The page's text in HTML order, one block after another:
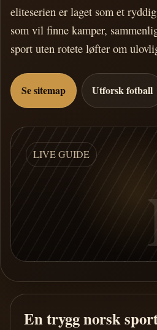
eliteserien er laget som et
som vil finne kamper,
sport uten rotete løfter om
Se sitemap Utforsk fotball
LIVE GUIDE
En trygg norsk